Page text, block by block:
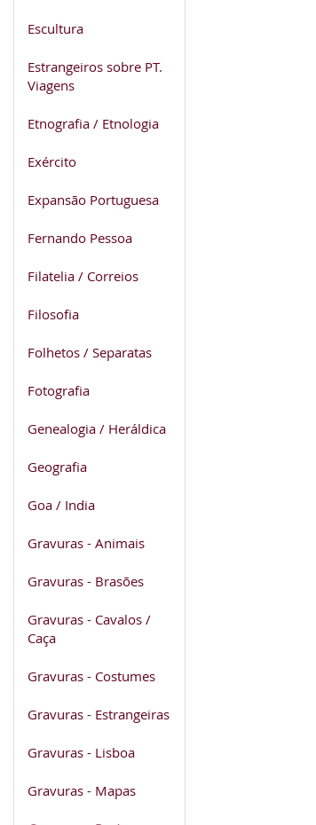
Escultura
Estrangeiros sobre PT.
Viagens
Etnografia / Etnologia
Exército
Expansão Portuguesa
Fernando Pessoa
Filatelia / Correios
Filosofia
Folhetos / Separatas
Fotografia
Genealogia / Heráldica
Geografia
Goa / India
Gravuras - Animais
Gravuras - Brasões
Gravuras - Cavalos /
Caça
Gravuras - Costumes
Gravuras - Estrangeiras
Gravuras - Lisboa
Gravuras - Mapas